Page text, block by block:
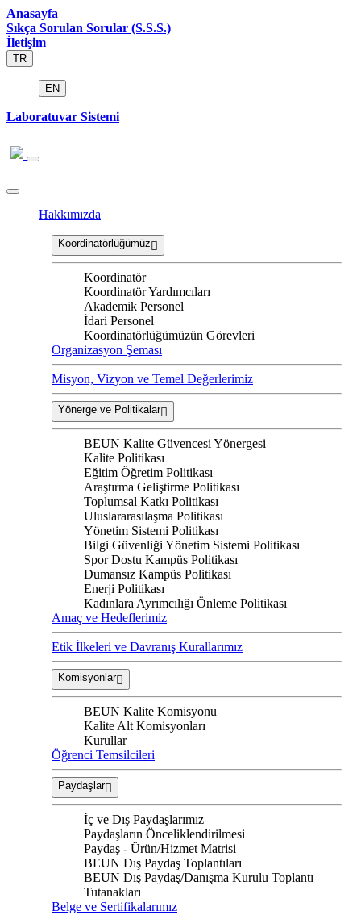
Anasayfa
Sıkça Sorulan Sorular (S.S.S.)
İletişim
TR
EN
Laboratuvar Sistemi
Hakkımızda
Koordinatörlüğümüz
Koordinatör
Koordinatör Yardımcıları
Akademik Personel
İdari Personel
Koordinatörlüğümüzün Görevleri
Organizasyon Şeması
Misyon, Vizyon ve Temel Değerlerimiz
Yönerge ve Politikalar
BEUN Kalite Güvencesi Yönergesi
Kalite Politikası
Eğitim Öğretim Politikası
Araştırma Geliştirme Politikası
Toplumsal Katkı Politikası
Uluslararasılaşma Politikası
Yönetim Sistemi Politikası
Bilgi Güvenliği Yönetim Sistemi Politikası
Spor Dostu Kampüs Politikası
Dumansız Kampüs Politikası
Enerji Politikası
Kadınlara Ayrımcılığı Önleme Politikası
Amaç ve Hedeflerimiz
Etik İlkeleri ve Davranış Kurallarımız
Komisyonlar
BEUN Kalite Komisyonu
Kalite Alt Komisyonları
Kurullar
Öğrenci Temsilcileri
Paydaşlar
İç ve Dış Paydaşlarımız
Paydaşların Önceliklendirilmesi
Paydaş - Ürün/Hizmet Matrisi
BEUN Dış Paydaş Toplantıları
BEUN Dış Paydaş/Danışma Kurulu Toplantı
Tutanakları
Belge ve Sertifikalarımız